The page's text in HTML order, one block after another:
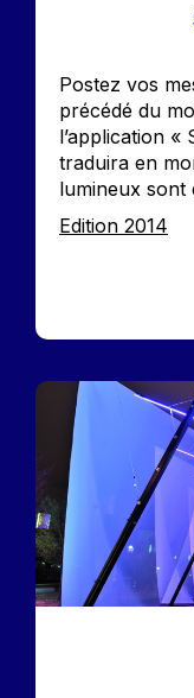
Postez vos
précédé du
l’application «
traduira en
lumineux sont
Edition
Edition 2014
Image